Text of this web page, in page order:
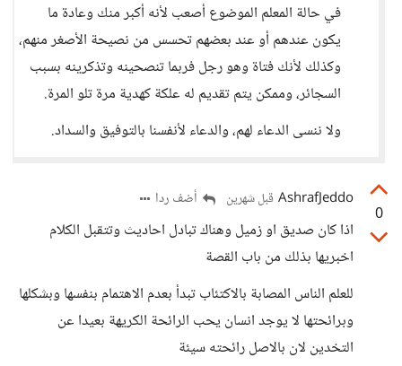
في حالة المعلم الموضوع أصعب لأنه أكبر منك وعادة ما
يكون عندهم أو عند بعضهم تحسس من نصيحة الأصغر منهم،
وكذلك لأنك فتاة وهو رجل فربما تنصحينه وتذكرينه بسبب
السجائر، وممكن يتم تقديم له علكة كهدية مرة تلو المرة.
ولا ننسى الدعاء لهم، والدعاء لأنفسنا بالتوفيق والسداد.
0
AshrafJeddo قبل شهرين أضف ردا
اذا كان صديق او زميل وهناك تبادل احاديث وتتقبل الكلام
اخبريها بذلك من باب القصة
للعلم الناس المصابة بالاكتئاب تبدأ بعدم الاهتمام بنفسها وبشكلها
وبرائحتها لا يوجد انسان يحب الرائحة الكريهة بعيدا عن
التخدين لان بالاصل رائحته سيئة